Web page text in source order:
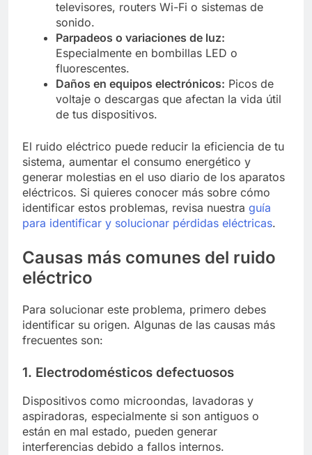
televisores, routers Wi-Fi o sistemas de
sonido.
Parpadeos o variaciones de luz:
Especialmente en bombillas LED o
fluorescentes.
Daños en equipos electrónicos: Picos de
voltaje o descargas que afectan la vida útil
de tus dispositivos.
El ruido eléctrico puede reducir la eficiencia de tu
sistema, aumentar el consumo energético y
generar molestias en el uso diario de los aparatos
eléctricos. Si quieres conocer más sobre cómo
identificar estos problemas, revisa nuestra guía
para identificar y solucionar pérdidas eléctricas.
Causas más comunes del ruido
eléctrico
Para solucionar este problema, primero debes
identificar su origen. Algunas de las causas más
frecuentes son:
1. Electrodomésticos defectuosos
Dispositivos como microondas, lavadoras y
aspiradoras, especialmente si son antiguos o
están en mal estado, pueden generar
interferencias debido a fallos internos.